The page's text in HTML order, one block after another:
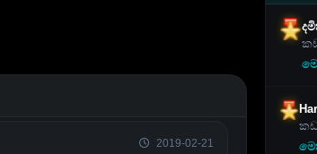
2019-02-21